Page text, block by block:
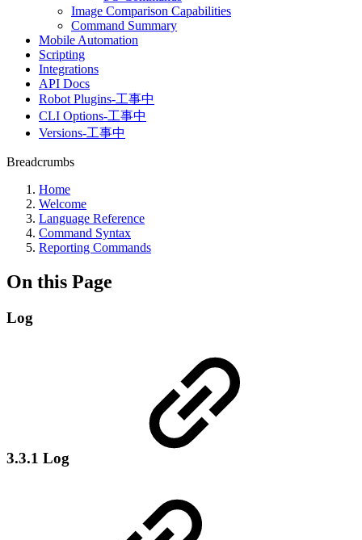
Image Comparison Capabilities
Command Summary
Mobile Automation
Scripting
Integrations
API Docs
Robot Plugins-工事中
CLI Options-工事中
Versions-工事中
Breadcrumbs
Home
Welcome
Language Reference
Command Syntax
Reporting Commands
On this Page
Log
3.3.1 Log